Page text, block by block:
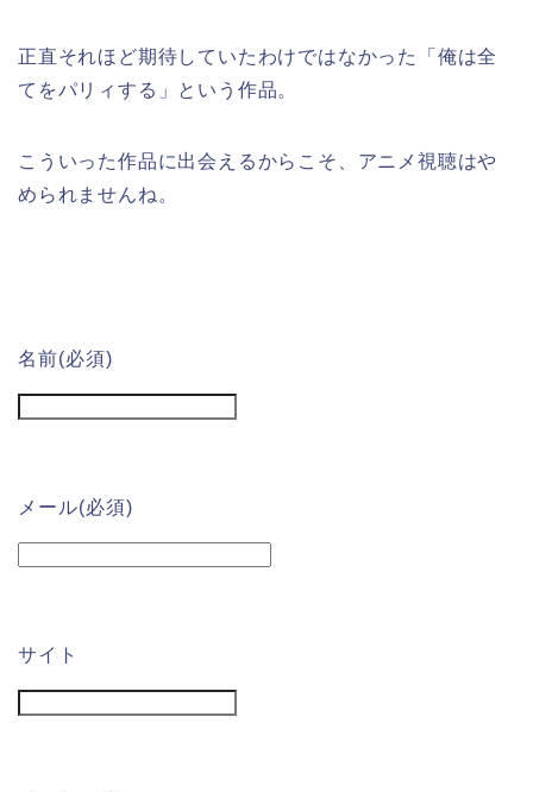
正直それほど期待していたわけではなかった「俺は全
てをパリィする」という作品。
こういった作品に出会えるからこそ、アニメ視聴はや
められませんね。
名前(必須)
メール(必須)
サイト